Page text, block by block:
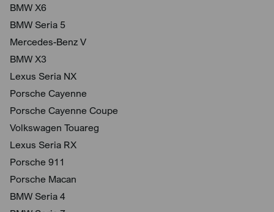
BMW X6
BMW Seria 5
Mercedes-Benz V
BMW X3
Lexus Seria NX
Porsche Cayenne
Porsche Cayenne Coupe
Volkswagen Touareg
Lexus Seria RX
Porsche 911
Porsche Macan
BMW Seria 4